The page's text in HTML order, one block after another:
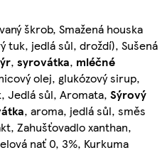
škrob, Smažená houska
tuk, jedlá sůl, droždí), Sušená
, syrovátka, mléčné
olej, glukózový sirup,
Jedlá sůl, Aromata, Sýrový
, aroma, jedlá sůl, směs
Zahušťovadlo xanthan,
nať 0, 3%, Kurkuma